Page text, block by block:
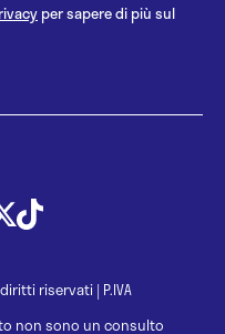
per sapere di più sul
riservati| P.IVA
non sono un consulto